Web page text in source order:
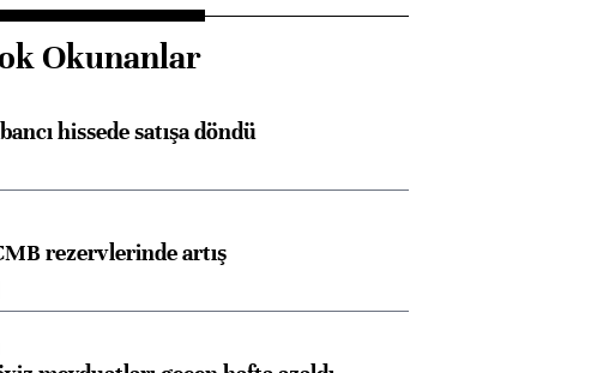
Okunanlar
hissede satışa döndü
rezervlerinde artış